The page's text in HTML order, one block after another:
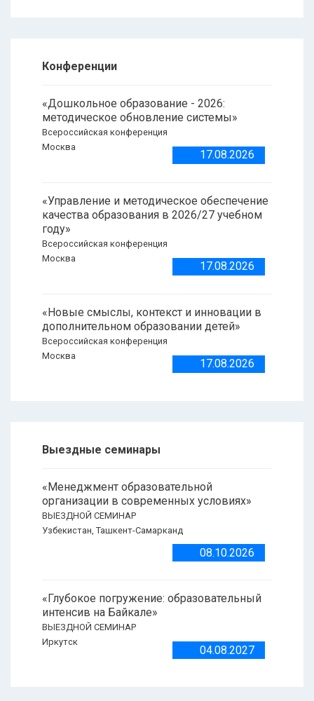
Конференции
«Дошкольное образование - 2026:
методическое обновление системы»
Всероссийская конференция
Москва
17.08.2026
«Управление и методическое обеспечение
качества образования в 2026/27 учебном
году»
Всероссийская конференция
Москва
17.08.2026
«Новые смыслы, контекст и инновации в
дополнительном образовании детей»
Всероссийская конференция
Москва
17.08.2026
Выездные семинары
«Менеджмент образовательной
организации в современных условиях»
ВЫЕЗДНОЙ СЕМИНАР
Узбекистан, Ташкент-Самарканд
08.10.2026
«Глубокое погружение: образовательный
интенсив на Байкале»
ВЫЕЗДНОЙ СЕМИНАР
Иркутск
04.08.2027